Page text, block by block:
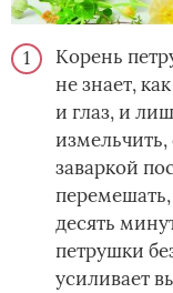
Корень
не знает,
и глаз, и
заваркой
перемешать,
десять
петрушки
усиливает